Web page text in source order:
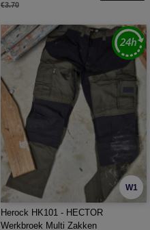
€3.70
W1
Herock HK101 - HECTOR
Werkbroek Multi Zakken